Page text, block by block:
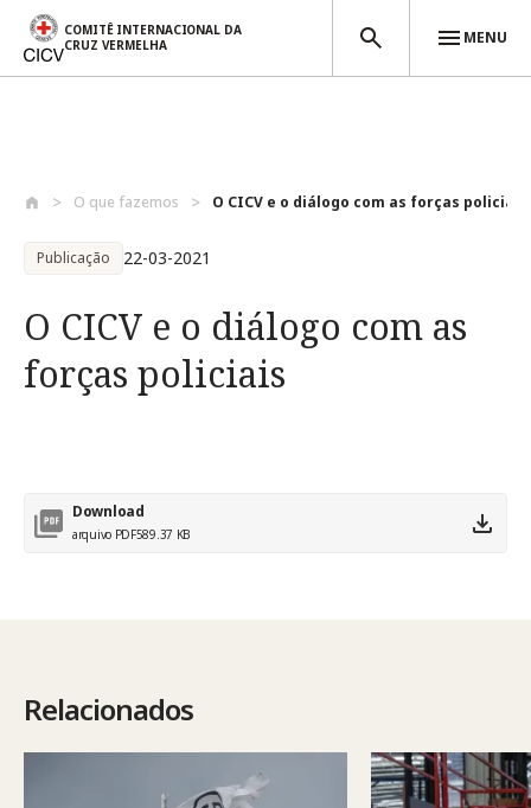
COMITÊ INTERNACIONAL DA
CRUZ VERMELHA
MENU
O que fazemos O CICV e o diálogo com as forças policia...
Publicação 22-03-2021
O CICV e o diálogo com as
forças policiais
Download
arquivo PDF589.37 KB
Relacionados